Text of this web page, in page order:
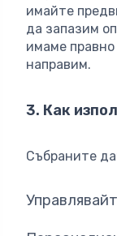
имайте
да запазим
имаме
направим.
3. Как
Събраните